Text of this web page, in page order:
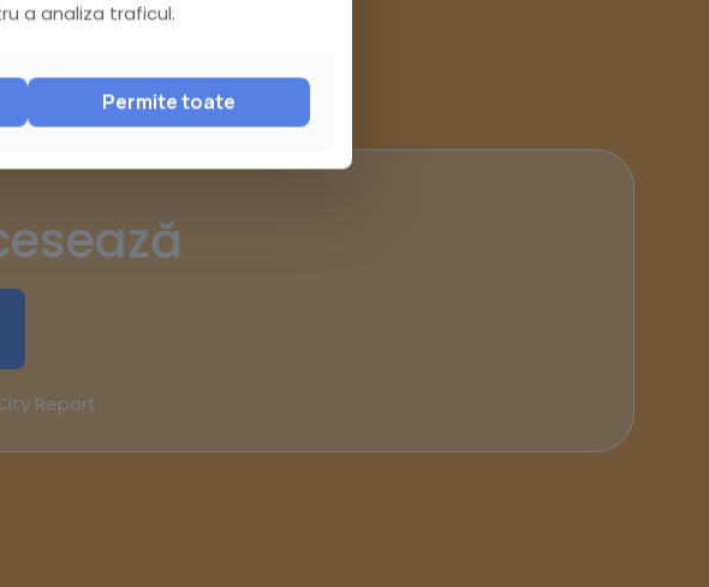
Report
a analiza traficul.
Permite toate